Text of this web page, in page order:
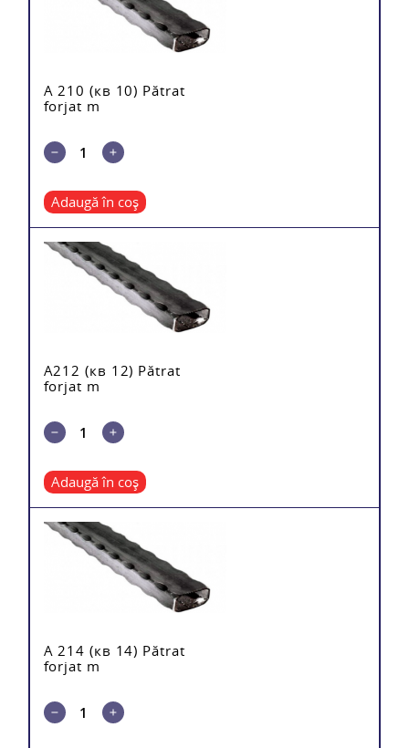
A 210 (кв 10) Pătrat
forjat m
Adaugă în coș
A212 (кв 12) Pătrat
forjat m
Adaugă în coș
A 214 (кв 14) Pătrat
forjat m